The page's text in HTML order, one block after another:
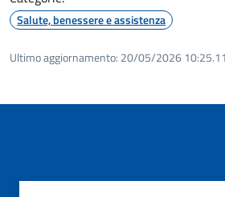
Salute, benessere e assistenza
Ultimo aggiornamento: 20/05/2026 10:25.11